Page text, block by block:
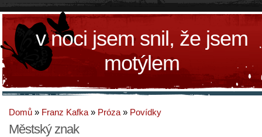
v noci jsem snil, že jsem
motýlem
Domů » Franz Kafka » Próza » Povídky
Městský znak